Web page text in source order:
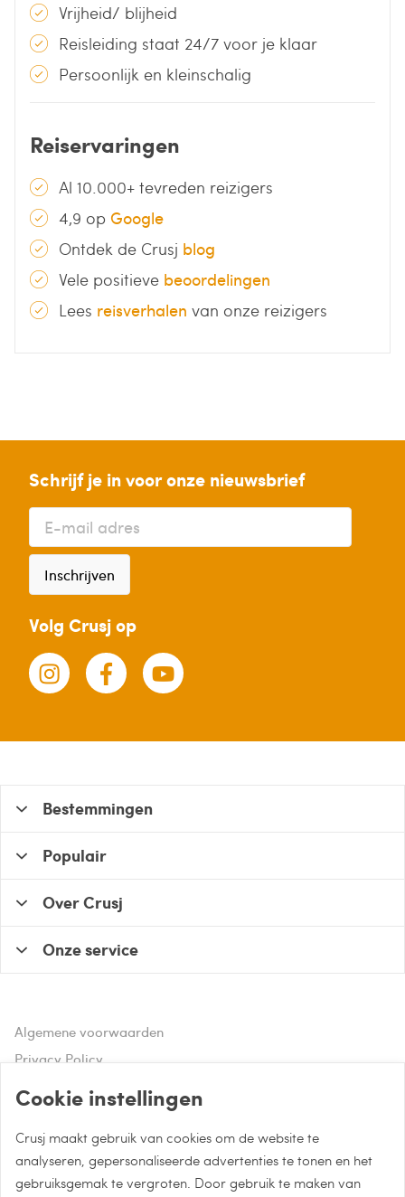
Vrijheid/ blijheid
Reisleiding staat 24/7 voor je klaar
Persoonlijk en kleinschalig
Reiservaringen
Al 10.000+ tevreden reizigers
4,9 op Google
Ontdek de Crusj blog
Vele positieve beoordelingen
Lees reisverhalen van onze reizigers
Schrijf je in voor onze nieuwsbrief
Inschrijven
Volg Crusj op
Hulp of advies nodig?
Bel naar 085 - 0043 015
Bestemmingen
Populair
Over Crusj
Onze service
Algemene voorwaarden
Privacy Policy
Disclaimer
Cookie instellingen
Crusj maakt gebruik van cookies om de website te
analyseren, gepersonaliseerde advertenties te tonen en het
gebruiksgemak te vergroten. Door gebruik te maken van